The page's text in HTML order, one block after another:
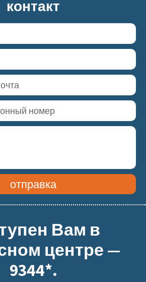
контакт
отправка
Вам в
центре —
9344*.